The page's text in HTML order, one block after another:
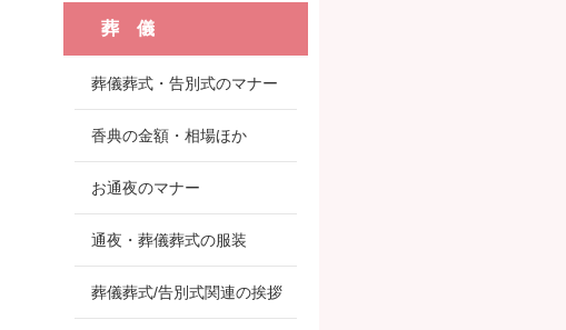
葬 儀
葬儀葬式・告別式のマナー
香典の金額・相場ほか
お通夜のマナー
通夜・葬儀葬式の服装
葬儀葬式/告別式関連の挨拶